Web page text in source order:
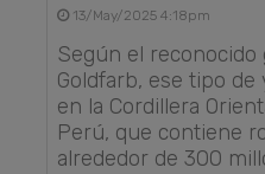
13/May/2025 4:18pm
Según el reconocido
Goldfarb, ese tipo
en la Cordillera
Perú, que contiene
alrededor de 300